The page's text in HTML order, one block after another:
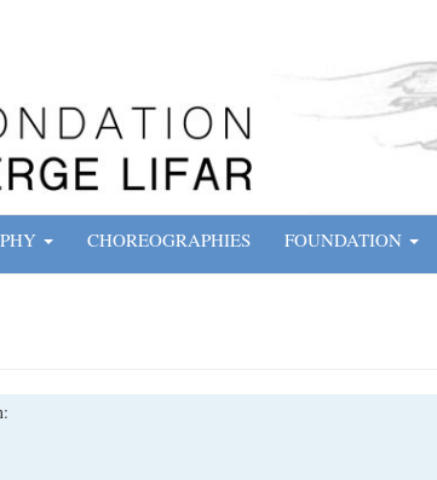
Serge LifarCHOREOGRAPHIES FOUNDATION